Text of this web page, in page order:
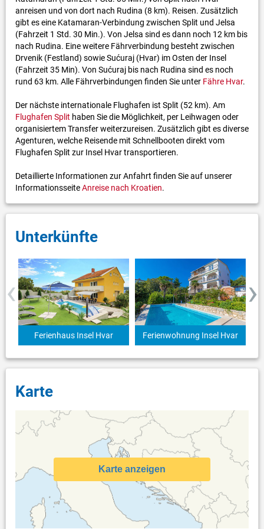
anreisen und von dort nach Rudina (8 km). Reisen. Zusätzlich
gibt es eine Katamaran-Verbindung zwischen Split und Jelsa
(Fahrzeit 1 Std. 30 Min.). Von Jelsa sind es dann noch 12 km bis
nach Rudina. Eine weitere Fährverbindung besteht zwischen
Drvenik (Festland) sowie Sućuraj (Hvar) im Osten der Insel
(Fahrzeit 35 Min). Von Sućuraj bis nach Rudina sind es noch
rund 63 km. Alle Fährverbindungen finden Sie unter Fähre Hvar.
Der nächste internationale Flughafen ist Split (52 km). Am
Flughafen Split haben Sie die Möglichkeit, per Leihwagen oder
organisiertem Transfer weiterzureisen. Zusätzlich gibt es diverse
Agenturen, welche Reisende mit Schnellbooten direkt vom
Flughafen Split zur Insel Hvar transportieren.
Detaillierte Informationen zur Anfahrt finden Sie auf unserer
InformationsseiteAnreise nach Kroatien.
Unterkünfte
Ferienhaus Insel Hvar Ferienwohnung Insel Hvar
‹ ›
Karte
Karte anzeigen